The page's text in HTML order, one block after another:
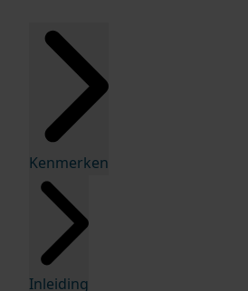
Kenmerken
Inleiding